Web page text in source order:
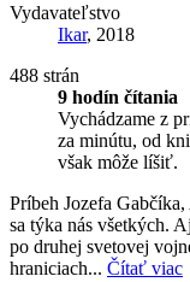
Vydavateľstvo
Ikar, 2018
488 strán
9 hodín čítania
Vychádzame z
za minútu, od
však môže líšiť.
Príbeh Jozefa
sa týka nás všetkých.
po druhej svetovej
hraniciach... Čítať viac